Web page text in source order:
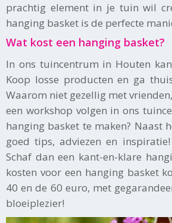
prachtig element in je tuin wil
hanging basket is de perfecte
Wat kost een hanging basket?
In ons tuincentrum in Houten
Koop losse producten en ga
Waarom niet gezellig met
een workshop volgen in ons
hanging basket te maken? Naast
goed tips, adviezen en
Schaf dan een kant-en-klare
kosten voor een hanging basket
40 en de 60 euro, met
bloeiplezier!